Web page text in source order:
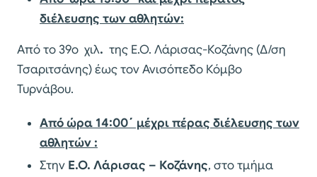
διέλευσης των αθλητών:
Από το 39ο χιλ. της Ε.Ο. Λάρισας-Κοζάνης (Δ/ση
Τσαριτσάνης) έως τον Ανισόπεδο Κόμβο
Τυρνάβου.
Από ώρα 14:00΄ μέχρι πέρας διέλευσης των
αθλητών :
Στην Ε.Ο. Λάρισας – Κοζάνης, στο τμήμα